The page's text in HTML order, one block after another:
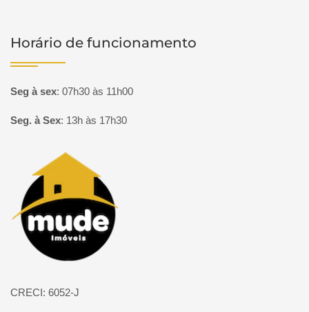
Horário de funcionamento
Seg à sex: 07h30 às 11h00
Seg. à Sex: 13h às 17h30
Página inicial
CRECI: 6052-J